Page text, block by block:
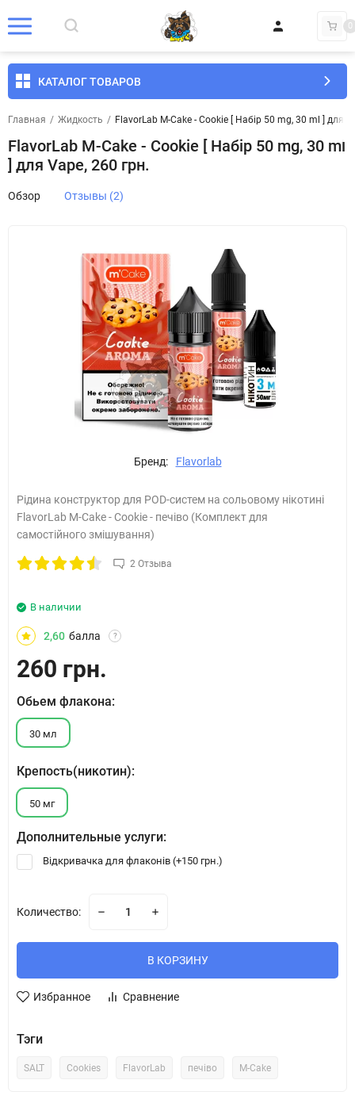
0
КАТАЛОГ ТОВАРОВ
Главная / Жидкость / FlavorLab M-Cake - Cookie [ Набір 50 mg, 30 ml ] для
FlavorLab M-Cake - Cookie [ Набір 50 mg, 30 ml
] для Vape, 260 грн.
Обзор Отзывы (2)
Бренд: Flavorlab
Рідина конструктор для POD-систем на сольовому нікотині
FlavorLab M-Cake - Cookie - печіво (Комплект для
самостійного змішування)
2 Отзыва
В наличии
2,60 балла ?
260 грн.
Обьем флакона:
30 мл
Крепость(никотин):
50 мг
Дополнительные услуги:
Відкривачка для флаконів (+150 грн.)
Количество:
В КОРЗИНУ
Избранное Сравнение
Тэги
SALT Cookies FlavorLab печіво M-Cake